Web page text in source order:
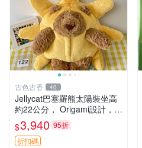
古色古香 40
Jellycat巴塞羅熊太陽裝坐高
約22公分， Origami設計，來
自越南。嚴選 Recommendat
ion！巴塞羅、 Origami熊、J
elly
$3,940 95折
折扣碼